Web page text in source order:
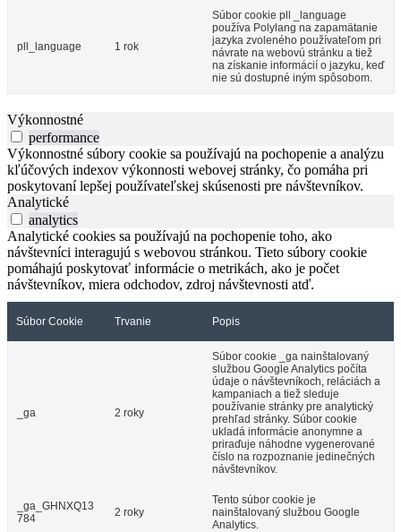
pll_language 1 rok
Súbor cookie pll _language
používa Polylang na zapamätanie
jazyka zvoleného používateľom pri
návrate na webovú stránku a tiež
na získanie informácií o jazyku, keď
nie sú dostupné iným spôsobom.
Výkonnostné
performance
Výkonnostné súbory cookie sa používajú na pochopenie a analýzu
kľúčových indexov výkonnosti webovej stránky, čo pomáha pri
poskytovaní lepšej používateľskej skúsenosti pre návštevníkov.
Analytické
analytics
Analytické cookies sa používajú na pochopenie toho, ako
návštevníci interagujú s webovou stránkou. Tieto súbory cookie
pomáhajú poskytovať informácie o metrikách, ako je počet
návštevníkov, miera odchodov, zdroj návštevnosti atď.
Súbor Cookie Trvanie Popis
_ga 2 roky
Súbor cookie _ga nainštalovaný
službou Google Analytics počíta
údaje o návštevníkoch, reláciách a
kampaniach a tiež sleduje
používanie stránky pre analytický
prehľad stránky. Súbor cookie
ukladá informácie anonymne a
priraďuje náhodne vygenerované
číslo na rozpoznanie jedinečných
návštevníkov.
_ga_GHNXQ13
784
2 roky
Tento súbor cookie je
nainštalovaný službou Google
Analytics.